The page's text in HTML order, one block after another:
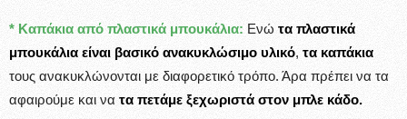
* Καπάκια από πλαστικά μπουκάλια: Ενώ τα πλαστικά
μπουκάλια είναι βασικό ανακυκλώσιμο υλικό, τα καπάκια
τους ανακυκλώνονται με διαφορετικό τρόπο. Άρα πρέπει να τα
αφαιρούμε και να τα πετάμε ξεχωριστά στον μπλε κάδο.